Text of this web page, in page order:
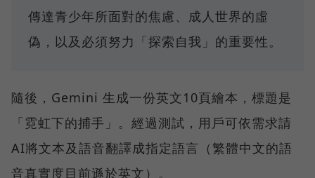
傳達青少年所面對的焦慮、成人世界的虛
偽，以及必須努力「探索自我」的重要性。
隨後，Gemini 生成一份英文10頁繪本，標題是
「霓虹下的捕手」。經過測試，用戶可依需求請
AI將文本及語音翻譯成指定語言（繁體中文的語
音真實度目前遜於英文）。